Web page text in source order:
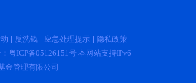
反洗钱 应急处理提示
隐私政策
粤ICP备05126151号 本网站支持IPv6
金管理有限公司